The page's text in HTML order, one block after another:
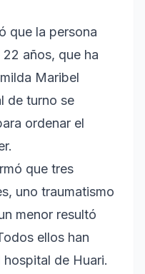
que la persona
años, que ha
Maribel
de turno se
ordenar el
que tres
uno traumatismo
menor resultó
ellos han
de Huari.